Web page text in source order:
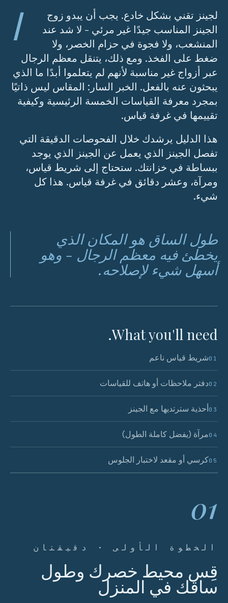
ا
لجينز تقني بشكل خادع. يجب أن يبدو زوج
الجينز المناسب جيدًا غير مرئي - لا شد عند
المنشعب، ولا فجوة في حزام الخصر، ولا
ضغط على الفخذ. ومع ذلك، يتنقل معظم الرجال
عبر أزواج غير مناسبة لأنهم لم يتعلموا أبدًا ما الذي
يبحثون عنه بالفعل. الخبر السار: المقاس ليس ذاتيًا
بمجرد معرفة القياسات الخمسة الرئيسية وكيفية
تقييمها في غرفة قياس.
هذا الدليل يرشدك خلال الفحوصات الدقيقة التي
تفصل الجينز الذي يعمل عن الجينز الذي يوجد
ببساطة في خزانتك. ستحتاج إلى شريط قياس،
ومرآة، وعشر دقائق في غرفة قياس. هذا كل
شيء.
طول الساق هو المكان الذي
يخطئ فيه معظم الرجال - وهو
أسهل شيء لإصلاحه.
What you'll need.
01شريط قياس ناعم
02دفتر ملاحظات أو هاتف للقياسات
03أحذية سترتديها مع الجينز
04مرآة (يفضل كاملة الطول)
05كرسي أو مقعد لاختبار الجلوس
01
الخطوة الأولى · دقيقتان
قِس محيط خصرك وطول
ساقك في المنزل